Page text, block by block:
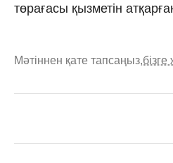
төрағасы қызметін
Мәтіннен қате тапсаңыз,